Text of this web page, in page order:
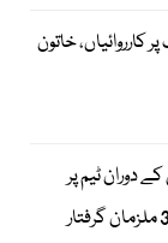
کارروائیاں، خاتون
دوران ٹیم پر